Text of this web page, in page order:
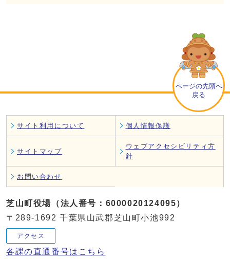
ページの先頭へ
戻る
サイト利用について 個人情報保護
サイトマップ
ウェブアクセシビリティ方
針
お問い合わせ
芝山町役場（法人番号：6000020124095）
〒289-1692 千葉県山武郡芝山町小池992
アクセス
各課の直通番号はこちら